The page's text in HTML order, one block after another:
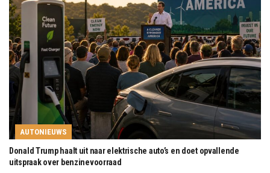
AUTONIEUWS
Donald Trump haalt uit naar elektrische auto’s en doet opvallende
uitspraak over benzinevoorraad